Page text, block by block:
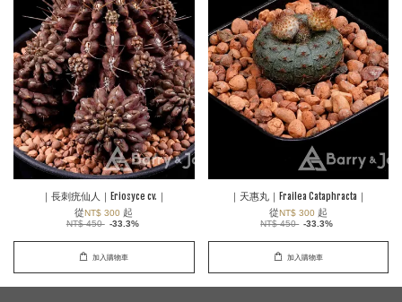
｜長刺疣仙人｜Eriosyce cv.｜
從NT$ 300起
NT$ 450 -33.3%
加入購物車
｜天惠丸｜Frailea Cataphracta｜
從NT$ 300 起
NT$ 450 -33.3%
加入購物車